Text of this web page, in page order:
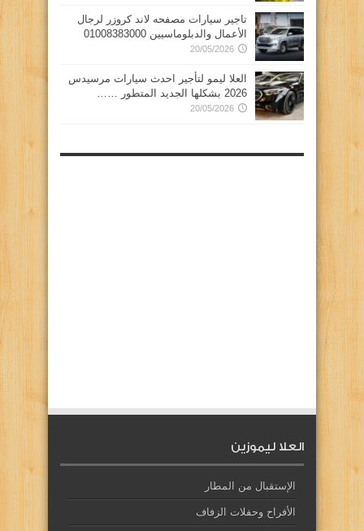
تاجير سيارات مصفحه لاند كروزر لرجال
الأعمال والدبلوماسيين 01008383000
20/05/2026
العلا ليمو لتأجير احدث سيارات مرسيدس
2026 بشكلها الجديد المتطور ……
20/05/2026
العلا ليموزين
الإستقبال من المطار
الأفراح وحفلات الزفاف